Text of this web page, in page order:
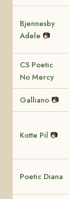
Bjennesby
Adele 📷
CS Poetic
No Mercy
Galliano 📷
Kotte Pil 📷
Poetic Diana